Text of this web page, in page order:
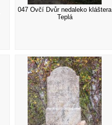
047 Ovčí Dvůr nedaleko kláštera
Teplá